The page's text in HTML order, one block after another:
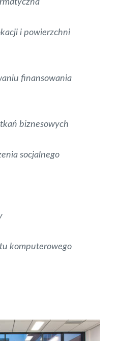
i powierzchni
finansowania
biznesowych
socjalnego
komputerowego